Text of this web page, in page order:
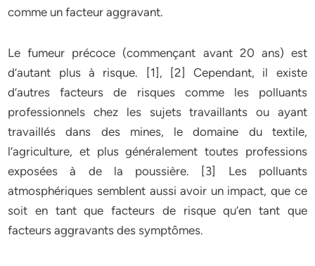
comme un facteur aggravant.
Le fumeur précoce (commençant avant 20 ans) est
d’autant plus à risque. [1], [2] Cependant, il existe
d’autres facteurs de risques comme les polluants
professionnels chez les sujets travaillants ou ayant
travaillés dans des mines, le domaine du textile,
l’agriculture, et plus généralement toutes professions
exposées à de la poussière. [3] Les polluants
atmosphériques semblent aussi avoir un impact, que ce
soit en tant que facteurs de risque qu’en tant que
facteurs aggravants des symptômes.